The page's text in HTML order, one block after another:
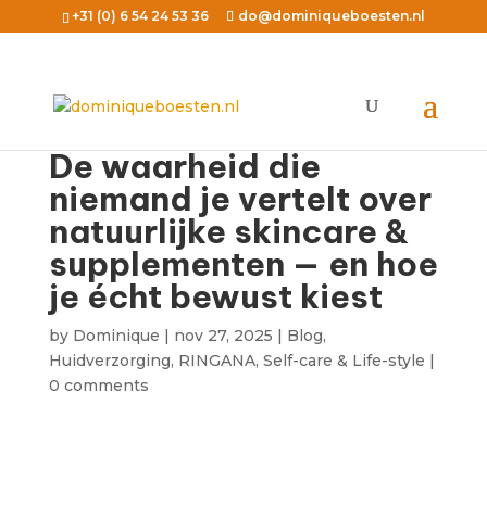
+31 (0) 6 54 24 53 36 do@dominiqueboesten.nl
De waarheid die
niemand je vertelt over
natuurlijke skincare &
supplementen — en hoe
je écht bewust kiest
by Dominique | nov 27, 2025 | Blog,
Huidverzorging, RINGANA, Self-care & Life-style |
0 comments